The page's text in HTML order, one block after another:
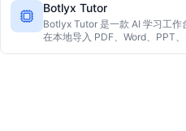
持续改进学习策略，适合考研、
格考试等用户。
Botlyx Tutor
Botlyx Tutor 是一款 AI 学习工作
在本地导入 PDF、Word、PPT